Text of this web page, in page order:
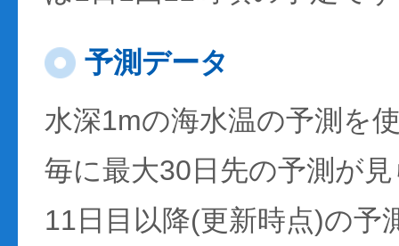
予測データ
水深1mの海水温の予測を
毎に最大30日先の予測が
11日目以降(更新時点)の予